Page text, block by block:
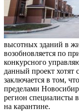
высотных зданий в
возобновляется по
конкурсного
данный проект хотят
заключается в том,
пределами
регион специалисты
на карантине.